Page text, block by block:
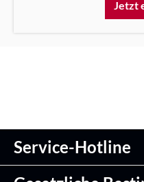
Jetzt
Service-Hotline